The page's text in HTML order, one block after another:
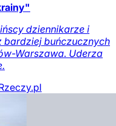
dziennikarze i
buńczucznych
Warszawa. Uderza